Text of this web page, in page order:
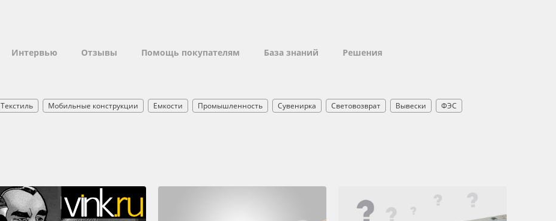
Интервью Отзывы Помощь покупателям База знаний Решения
Текстиль Мобильные конструкции Емкости Промышленность Сувенирка Световозврат Вывески
ФЭС